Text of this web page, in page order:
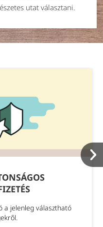
utat választani.
a jelenleg választható